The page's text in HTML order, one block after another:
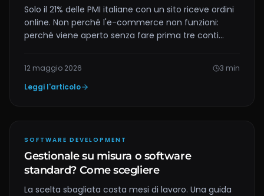
Solo il 21% delle PMI italiane con un sito riceve ordini
online. Non perché l'e-commerce non funzioni:
perché viene aperto senza fare prima tre conti
12 maggio 2026 3 min
Leggi l'articolo
SOFTWARE DEVELOPMENT
Gestionale su misura o software
standard? Come scegliere
La scelta sbagliata costa mesi di lavoro. Una guida